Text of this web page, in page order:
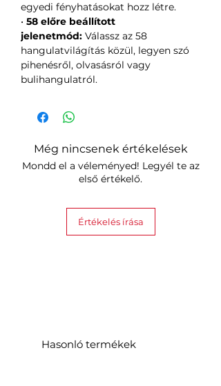
egyedi fényhatásokat hozz létre.
• 58 előre beállított
jelenetmód: Válassz az 58
hangulatvilágítás közül, legyen szó
pihenésről, olvasásról vagy
bulihangulatról.
Még nincsenek értékelések
Mondd el a véleményed! Legyél te az
első értékelő.
Értékelés írása
Hasonló termékek